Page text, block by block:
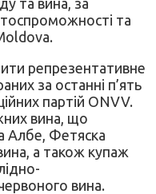
та
репрезентативне
за останні п’ять
партій ONVV.
вина, що
Албе, Фетяска
а також купаж
вина.